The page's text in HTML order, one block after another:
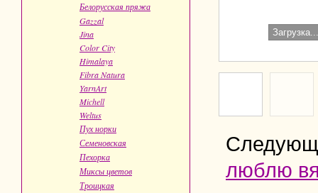
Белорусская пряжа
Gazzal
Jina
Color City
Himalaya
Fibra Natura
YarnArt
Michell
Weltus
Пух норки
Семеновская
Пехорка
Миксы цветов
Троицкая
люблю